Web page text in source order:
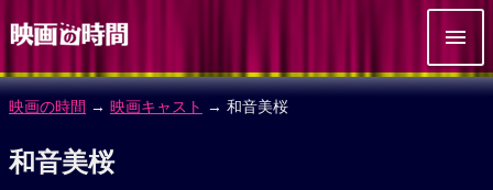
映画の時間 → 映画キャスト → 和音美桜
和音美桜